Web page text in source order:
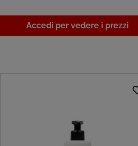
Accedi per vedere i prezzi